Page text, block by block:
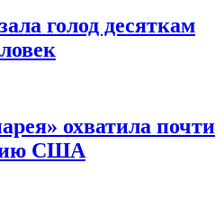
голод десяткам
охватила почти
США